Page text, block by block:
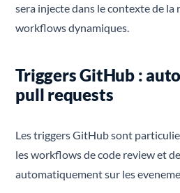
sera injecte dans le contexte de
workflows dynamiques.
Triggers GitHub :
pull requests
Les triggers GitHub sont
les workflows de code review et
automatiquement sur les